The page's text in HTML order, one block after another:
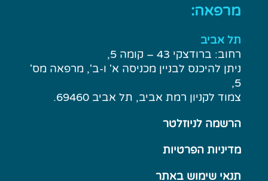
פרטי התקשרות
03-5344006
davidperla1@gmail.com
הוראות הגעה למרפאה
שעות פעילות (תל אביב)
שני: 14:00-19:00
שלישי: 08:00-13:00
חמישי: 14:00-19:00
שישי: 08:00-13:00